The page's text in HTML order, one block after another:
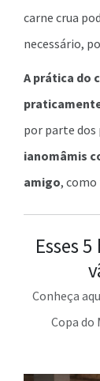
carne crua
necessário,
A prática do
por parte dos
ianomâmis
amigo, como
Esses
Conheça
Copa do